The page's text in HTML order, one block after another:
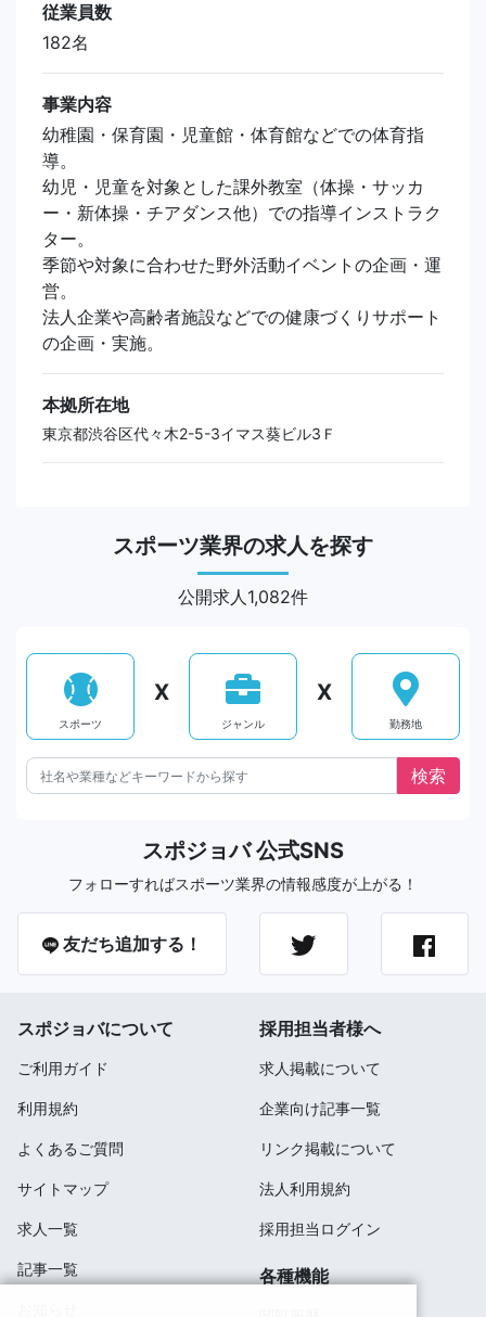
従業員数
182名
事業内容
幼稚園・保育園・児童館・体育館などでの体育指
導。
幼児・児童を対象とした課外教室（体操・サッカ
ー・新体操・チアダンス他）での指導インストラク
ター。
季節や対象に合わせた野外活動イベントの企画・運
営。
法人企業や高齢者施設などでの健康づくりサポート
の企画・実施。
本拠所在地
東京都渋谷区代々木2-5-3イマス葵ビル3Ｆ
スポーツ業界の求人を探す
公開求人1,082件
スポーツ
X
ジャンル
X
勤務地
スポジョバ 公式SNS
フォローすればスポーツ業界の情報感度が上がる！
友だち追加する！
スポジョバについて
ご利用ガイド
利用規約
よくあるご質問
サイトマップ
求人一覧
記事一覧
採用担当者様へ
求人掲載について
企業向け記事一覧
リンク掲載について
法人利用規約
採用担当ログイン
各種機能